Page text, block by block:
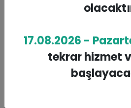
Benzer
17.08.2026 -
tekrar hizmet